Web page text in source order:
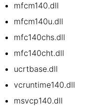
mfcm140.dll
mfcm140u.dll
mfc140chs.dll
mfc140cht.dll
ucrtbase.dll
vcruntime140.dll
msvcp140.dll